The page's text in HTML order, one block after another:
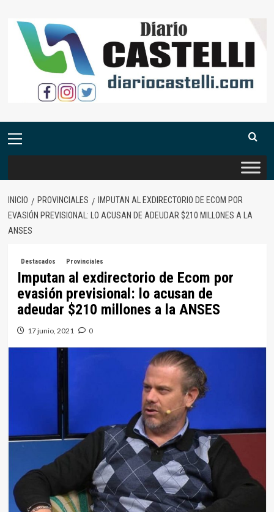
contenido
Menú
INICIO PROVINCIALES
IMPUTAN AL EXDIRECTORIO DE ECOM POR
EVASIÓN PREVISIONAL: LO ACUSAN DE ADEUDAR $210 MILLONES A LA
ANSES
Destacados Provinciales
Imputan al exdirectorio de Ecom por
evasión previsional: lo acusan de
adeudar $210 millones a la ANSES
17 junio, 2021 0